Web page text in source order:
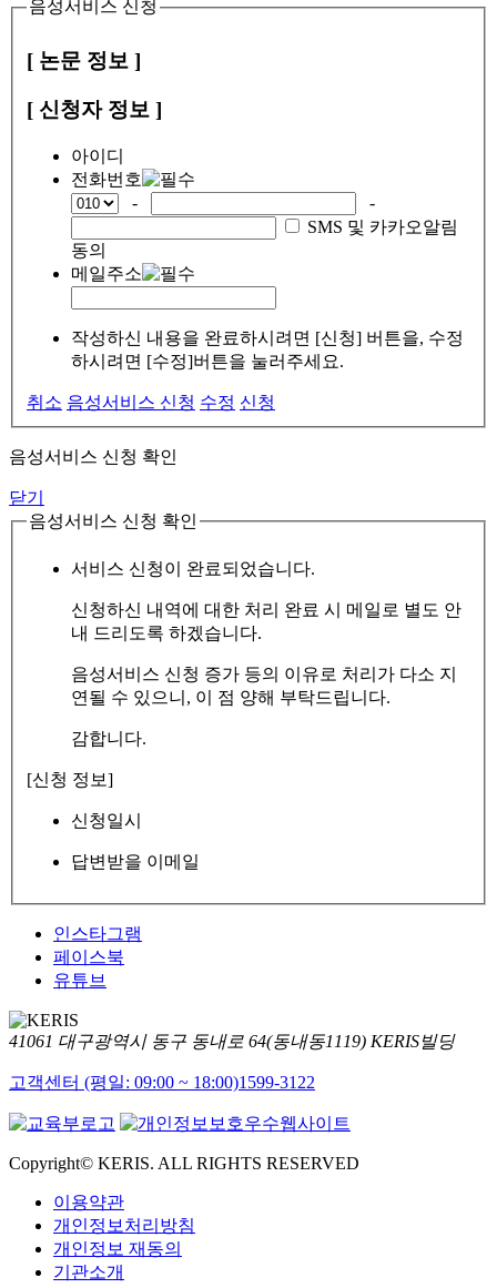
음성서비스 신청
[ 논문 정보 ]
[ 신청자 정보 ]
아이디
전화번호
-
-
SMS 및 카카오알림
동의
메일주소
작성하신 내용을 완료하시려면 [신청] 버튼을, 수정
하시려면 [수정]버튼을 눌러주세요.
취소 음성서비스 신청 수정 신청
음성서비스 신청 확인
닫기
음성서비스 신청 확인
서비스 신청이 완료되었습니다.
신청하신 내역에 대한 처리 완료 시 메일로 별도 안
내 드리도록 하겠습니다.
음성서비스 신청 증가 등의 이유로 처리가 다소 지
연될 수 있으니, 이 점 양해 부탁드립니다.
감합니다.
[신청 정보]
신청일시
답변받을 이메일
인스타그램
페이스북
유튜브
41061 대구광역시 동구 동내로 64(동내동1119) KERIS빌딩
고객센터 (평일: 09:00 ~ 18:00)1599-3122
Copyright© KERIS. ALL RIGHTS RESERVED
이용약관
개인정보처리방침
개인정보 재동의
기관소개